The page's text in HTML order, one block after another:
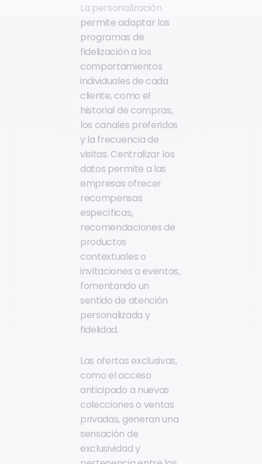
La personalización
permite adaptar los
programas de
fidelización a los
comportamientos
individuales de cada
cliente, como el
historial de compras,
los canales preferidos
y la frecuencia de
visitas. Centralizar los
datos permite a las
empresas ofrecer
recompensas
específicas,
recomendaciones de
productos
contextuales o
invitaciones a eventos,
fomentando un
sentido de atención
personalizada y
fidelidad.
Las ofertas exclusivas,
como el acceso
anticipado a nuevas
colecciones o ventas
privadas, generan una
sensación de
exclusividad y